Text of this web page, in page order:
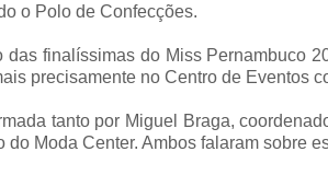
o Polo de Confecções.
das finalíssimas do Miss Pernambuco
precisamente no Centro de Eventos
tanto por Miguel Braga,
Moda Center. Ambos falaram sobre